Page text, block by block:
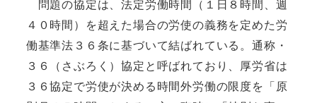
問題の協定は、法定労働時間（１日８時間、週
４０時間）を超えた場合の労使の義務を定めた労
働基準法３６条に基づいて結ばれている。通称・
３６（さぶろく）協定と呼ばれており、厚労省は
３６協定で労使が決める時間外労働の限度を「原